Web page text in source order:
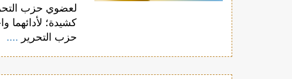
لعضوي حزب
كشيدة؛ لأدائهما
حزب التحرير ....